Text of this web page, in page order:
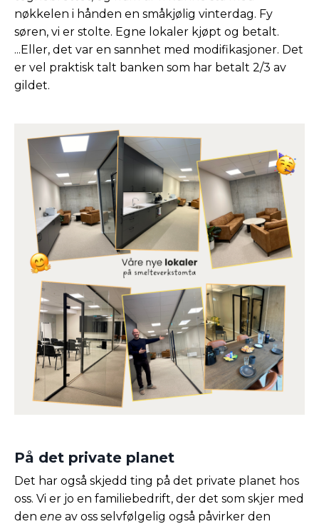
nøkkelen i hånden en småkjølig vinterdag. Fy
søren, vi er stolte. Egne lokaler kjøpt og betalt.
...Eller, det var en sannhet med modifikasjoner. Det
er vel praktisk talt banken som har betalt 2/3 av
gildet.
På det private planet
Det har også skjedd ting på det private planet hos
oss. Vi er jo en familiebedrift, der det som skjer med
den ene av oss selvfølgelig også påvirker den